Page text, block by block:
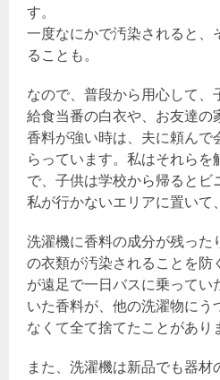
す。
一度なにかで汚染されると、
ることも。
なので、普段から用心して、
給食当番の白衣や、お友達の
香料が強い時は、夫に頼んで
らっています。私はそれらを
で、子供は学校から帰るとビ
私が行かないエリアに置いて
洗濯機に香料の成分が残った
の衣類が汚染されることを防
が遠足で一日バスに乗ってい
いた香料が、他の洗濯物にう
なくて全て捨てたことがあり
また、洗濯機は新品でも器材